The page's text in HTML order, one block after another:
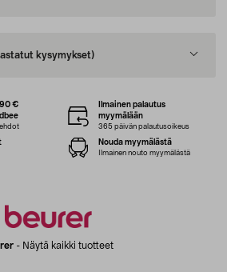
kysymykset)
- Näytä kaikki tuotteet
€
Ilmainen palautus
myymälään
365 päivän palautusoikeus
Nouda myymälästä
Ilmainen nouto myymälästä